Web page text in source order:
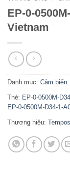
EP-0-
Vietnam
Danh mục: Cảm biến
Thẻ: EP-0-0500M-
EP-0-0500M-D34-1-
Thương hiệu: